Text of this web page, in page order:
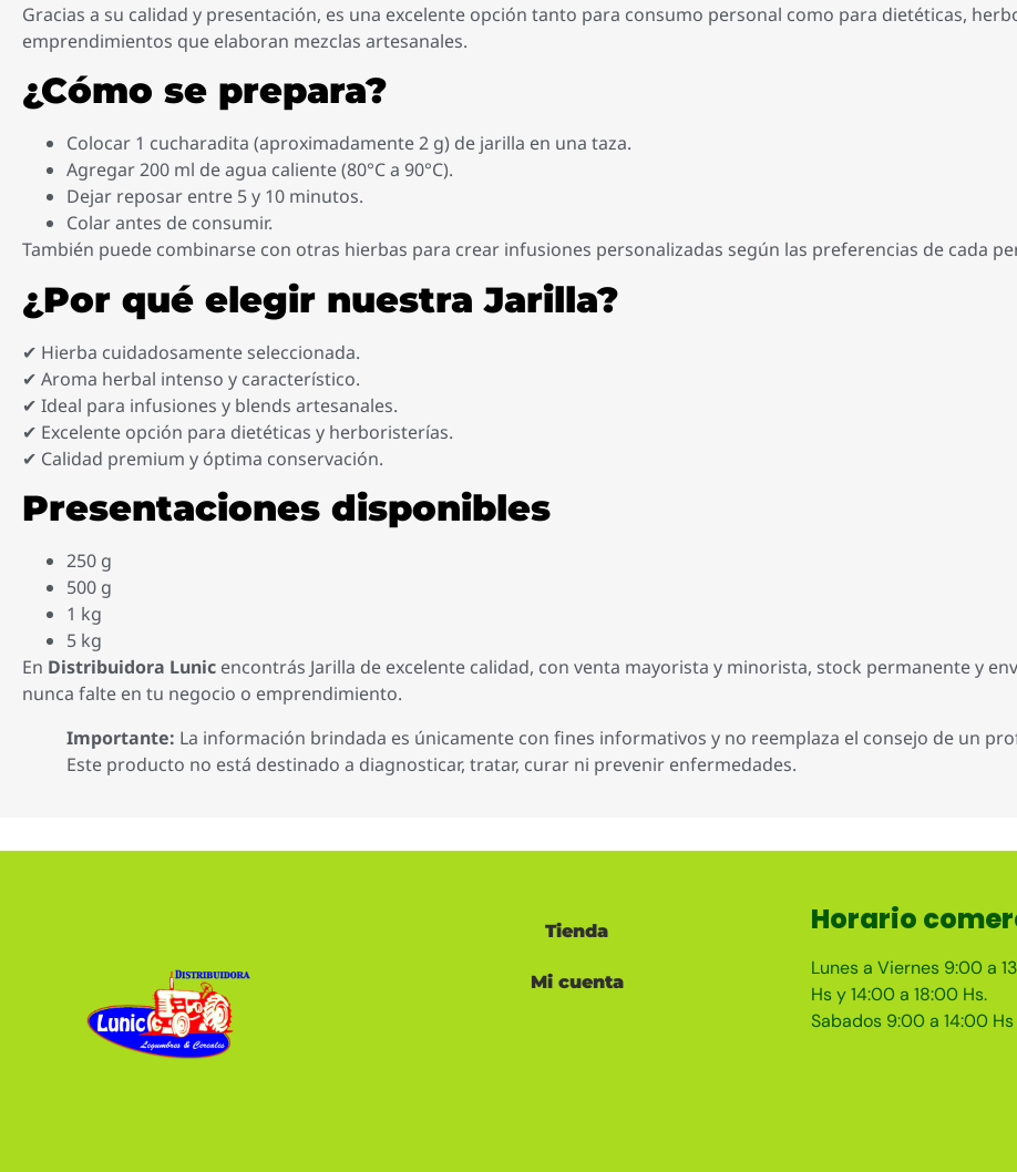
Gracias a su calidad y presentación, es una excelente opción tanto para consumo personal como para dietéticas,
emprendimientos que elaboran mezclas artesanales.
¿Cómo se prepara?
Colocar 1 cucharadita (aproximadamente 2 g) de jarilla en una taza.
Agregar 200 ml de agua caliente (80°C a 90°C).
Dejar reposar entre 5 y 10 minutos.
Colar antes de consumir.
También puede combinarse con otras hierbas para crear infusiones personalizadas según las preferencias de cada
¿Por qué elegir nuestra Jarilla?
✔ Hierba cuidadosamente seleccionada.
✔ Aroma herbal intenso y característico.
✔ Ideal para infusiones y blends artesanales.
✔ Excelente opción para dietéticas y herboristerías.
✔ Calidad premium y óptima conservación.
Presentaciones disponibles
250 g
500 g
1 kg
5 kg
En Distribuidora Lunic encontrás Jarilla de excelente calidad, con venta mayorista y minorista, stock permanente y
nunca falte en tu negocio o emprendimiento.
Importante: La información brindada es únicamente con fines informativos y no reemplaza el consejo de un
Este producto no está destinado a diagnosticar, tratar, curar ni prevenir enfermedades.
Tienda
Mi cuenta
Horario
Lunes a Viernes 9:00 a
Hs y 14:00 a 18:00 Hs.
Sabados 9:00 a 14:00 Hs